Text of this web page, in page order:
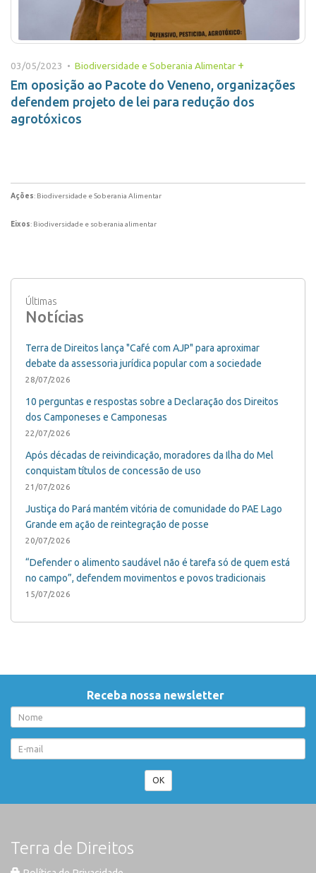
03/05/2023 • Biodiversidade e Soberania Alimentar +
Em oposição ao Pacote do Veneno, organizações
defendem projeto de lei para redução dos
agrotóxicos
Ações: Biodiversidade e Soberania Alimentar
Eixos: Biodiversidade e soberania alimentar
Últimas
Notícias
Terra de Direitos lança "Café com AJP" para aproximar
debate da assessoria jurídica popular com a sociedade
28/07/2026
10 perguntas e respostas sobre a Declaração dos Direitos
dos Camponeses e Camponesas
22/07/2026
Após décadas de reivindicação, moradores da Ilha do Mel
conquistam títulos de concessão de uso
21/07/2026
Justiça do Pará mantém vitória de comunidade do PAE Lago
Grande em ação de reintegração de posse
20/07/2026
“Defender o alimento saudável não é tarefa só de quem está
no campo”, defendem movimentos e povos tradicionais
15/07/2026
Receba nossa newsletter
OK
Terra de Direitos